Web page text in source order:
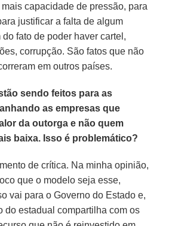
capacidade de pressão, para
justificar a falta de algum
fato de poder haver cartel,
corrupção. São fatos que não
em outros países.
sendo feitos para as
as empresas que
da outorga e não quem
baixa. Isso é problemático?
de crítica. Na minha opinião,
que o modelo seja esse,
vai para o Governo do Estado e,
do estadual compartilha com os